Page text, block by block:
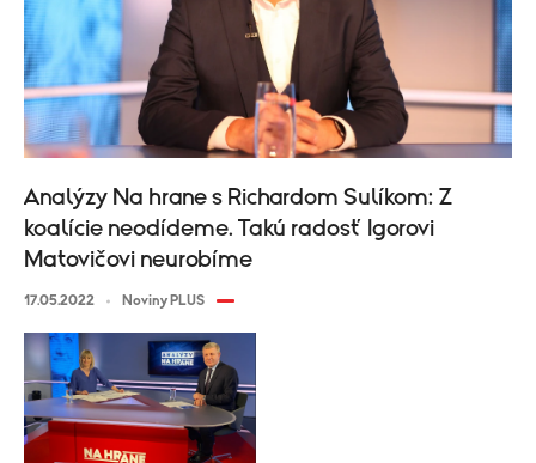
Analýzy Na hrane s Richardom Sulíkom: Z
koalície neodídeme. Takú radosť Igorovi
Matovičovi neurobíme
17.05.2022 Noviny PLUS